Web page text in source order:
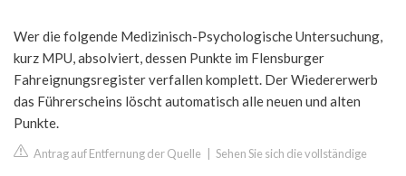
Wer die folgende Medizinisch-Psychologische Untersuchung,
kurz MPU, absolviert, dessen Punkte im Flensburger
Fahreignungsregister verfallen komplett. Der Wiedererwerb
das Führerscheins löscht automatisch alle neuen und alten
Punkte.
Antrag auf Entfernung der Quelle Sehen Sie sich die vollständige